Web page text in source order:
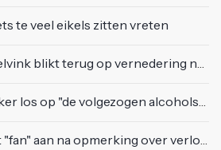
te veel eikels zitten vreten
op vernedering na z'n gevecht met Melvin Manhoef
"de volgezogen alcoholspons" Robert Jensen
over verloren wedstrijd tegen Manchester United